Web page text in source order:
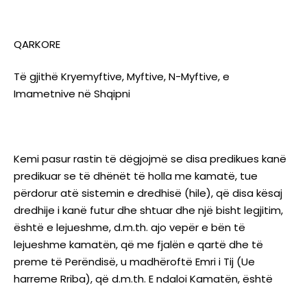
QARKORE
Të gjithë Kryemyftive, Myftive, N-Myftive, e
Imametnive në Shqipni
Kemi pasur rastin të dëgjojmë se disa predikues kanë
predikuar se të dhënët të holla me kamatë, tue
përdorur atë sistemin e dredhisë (hile), që disa kësaj
dredhije i kanë futur dhe shtuar dhe një bisht legjitim,
është e lejueshme, d.m.th. ajo vepër e bën të
lejueshme kamatën, që me fjalën e qartë dhe të
preme të Perëndisë, u madhëroftë Emri i Tij (Ue
harreme Rriba), që d.m.th. E ndaloi Kamatën, është